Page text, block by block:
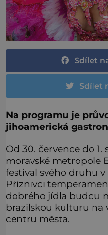
Sdílet
Sdílet
Na programu je
jihoamerická
Od 30. července do 1.
moravské metropole
festival svého druhu v
Příznivci
dobrého jídla budou
brazilskou kulturu na
centru města.